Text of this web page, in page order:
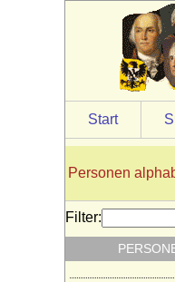
Start
Personen
Filter:
Dorothea
Wolfenbüttel
* 17.01.1653; +
Dorothea
* 1675; +
Dorothea
* 14.01.1689; +
Dorothea
Dorothea
* 04.12.1692; +
Dorothea
Schinne
* 28.06.1689; +